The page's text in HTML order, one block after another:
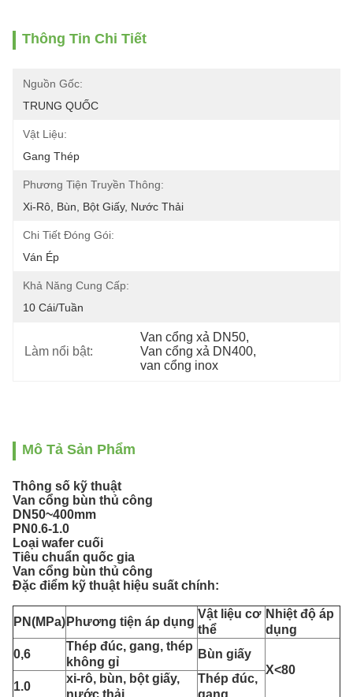
Thông Tin Chi Tiết
Nguồn Gốc:
TRUNG QUỐC
Vật Liệu:
Gang Thép
Phương Tiện Truyền Thông:
Xi-Rô, Bùn, Bột Giấy, Nước Thải
Chi Tiết Đóng Gói:
Ván Ép
Khả Năng Cung Cấp:
10 Cái/tuần
Làm nổi bật:
Van cổng xả DN50,
Van cổng xả DN400,
van cổng inox
Mô Tả Sản Phẩm
Thông số kỹ thuật
Van cổng bùn thủ công
DN50~400mm
PN0.6-1.0
Loại wafer cuối
Tiêu chuẩn quốc gia
Van cổng bùn thủ công
Đặc điểm kỹ thuật hiệu suất chính:
PN(MPa) Phương tiện áp dụng
Vật liệu cơ
thể
Nhiệt độ áp
dụng
0,6
Thép đúc, gang, thép
không gỉ
Bùn giấy
X<80
1.0
xi-rô, bùn, bột giấy,
nước thải
Thép đúc,
gang